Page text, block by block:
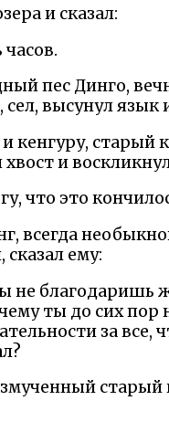
и сказал:
пес Динго,
сел, высунул язык
кенгуру, старый
и
что это
всегда
ему:
не благодаришь
ты до сих пор
за все,
старый